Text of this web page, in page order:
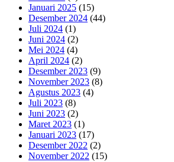
Januari 2025 (15)
Desember 2024 (44)
Juli 2024 (1)
Juni 2024 (2)
Mei 2024 (4)
April 2024 (2)
Desember 2023 (9)
November 2023 (8)
Agustus 2023 (4)
Juli 2023 (8)
Juni 2023 (2)
Maret 2023 (1)
Januari 2023 (17)
Desember 2022 (2)
November 2022 (15)